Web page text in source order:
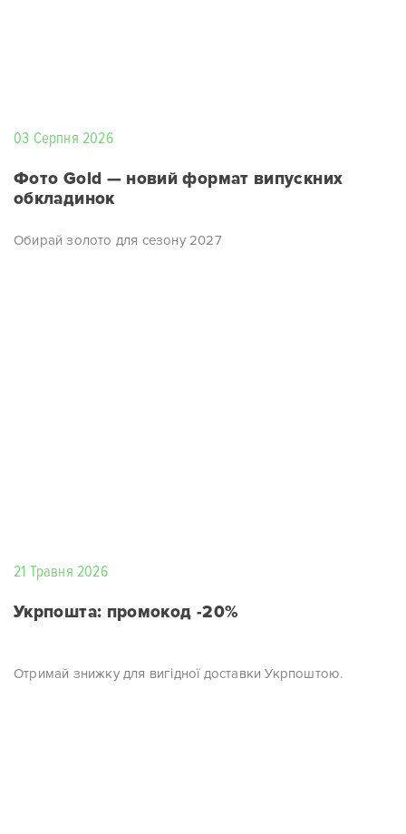
03 Серпня 2026
Фото Gold — новий формат випускних
обкладинок
Обирай золото для сезону 2027
21 Травня 2026
Укрпошта: промокод -20%
Отримай знижку для вигідної доставки Укрпоштою.